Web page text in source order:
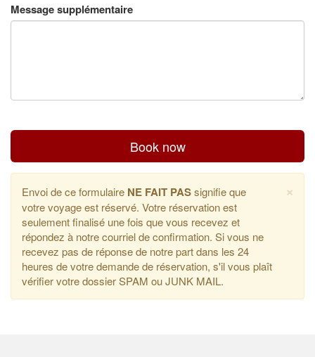
Message supplémentaire
Book now
×
Envoi de ce formulaire NE FAIT PASsignifie que
votre voyage est réservé. Votre réservation est
seulement finalisé une fois que vous recevez et
répondez à notre courriel de confirmation. Si vous ne
recevez pas de réponse de notre part dans les 24
heures de votre demande de réservation, s'il vous plaît
vérifier votre dossier SPAM ou JUNK MAIL.